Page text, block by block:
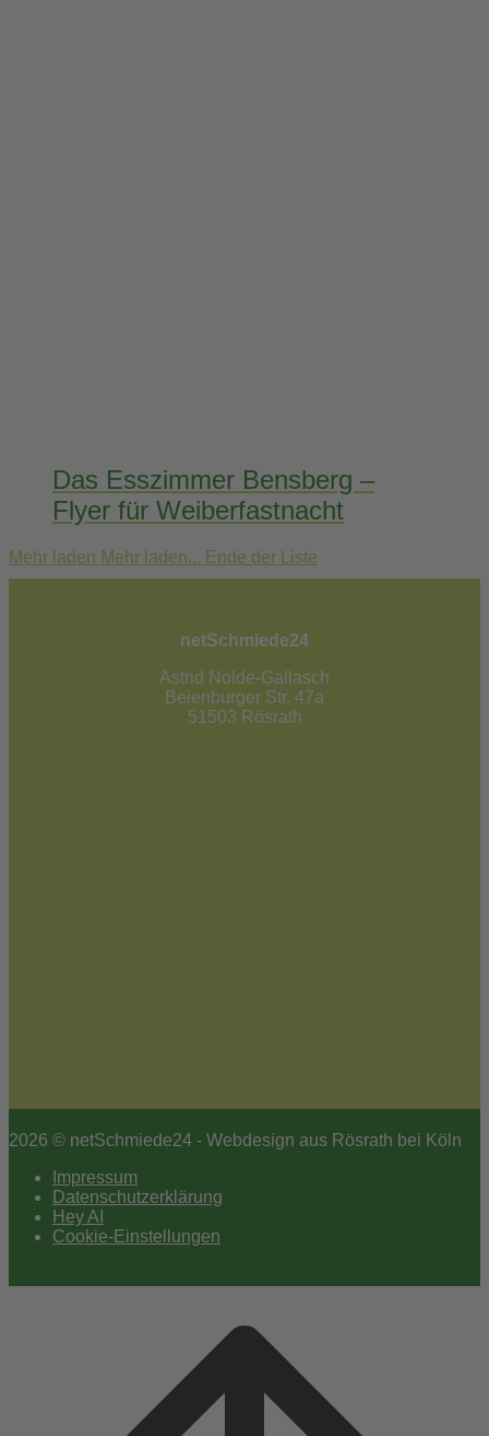
Das Esszimmer Bensberg –
Flyer für Weiberfastnacht
Mehr laden Mehr laden... Ende der Liste
netSchmiede24
Astrid Nolde-Gallasch
Beienburger Str. 47a
51503 Rösrath
2026 © netSchmiede24 - Webdesign aus Rösrath bei Köln
Impressum
Datenschutzerklärung
Hey AI
Cookie-Einstellungen